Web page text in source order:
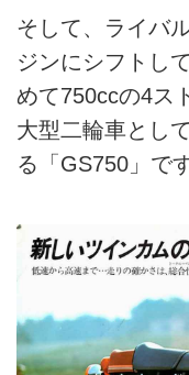
そして、ライバ
ジンにシフトし
めて750ccの4ス
大型二輪車とし
る「GS750」です